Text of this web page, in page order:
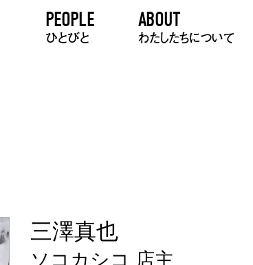
PEOPLE
ひとびと
ABOUT
わたしたちについて
三澤真也
ソコカシコ 店主